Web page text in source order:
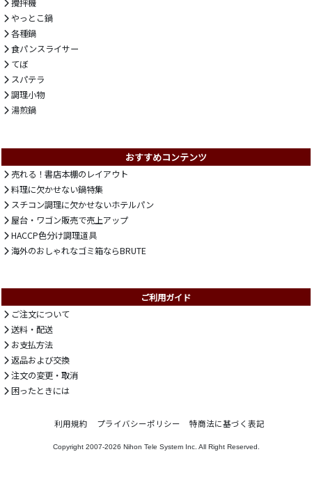
攪拌機
やっとこ鍋
各種鍋
食パンスライサー
てぼ
スパテラ
調理小物
湯煎鍋
おすすめコンテンツ
売れる！書店本棚のレイアウト
料理に欠かせない鍋特集
スチコン調理に欠かせないホテルパン
屋台・ワゴン販売で売上アップ
HACCP色分け調理道具
海外のおしゃれなゴミ箱ならBRUTE
ご利用ガイド
ご注文について
送料・配送
お支払方法
返品および交換
注文の変更・取消
困ったときには
利用規約 プライバシーポリシー 特商法に基づく表記
Copyright 2007-2026 Nihon Tele System Inc. All Right Reserved.